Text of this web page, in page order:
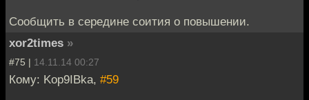
Сообщить в середине соития о повышении.
xor2times »
#75 | 14.11.14 00:27
Кому: Kop9IBka, #59